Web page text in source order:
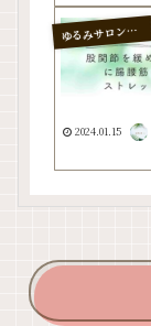
ゆるみサロン 悟空の手
2024.01.15